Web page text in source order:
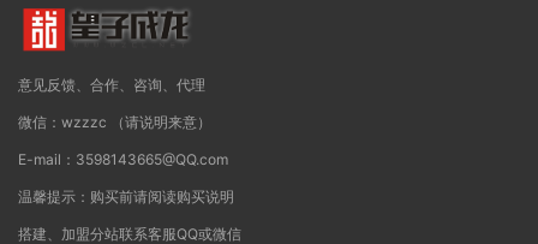
意见反馈、合作、咨询、代理
微信：wzzzc （请说明来意）
E-mail：3598143665@QQ.com
温馨提示：购买前请阅读购买说明
搭建、加盟分站联系客服QQ或微信